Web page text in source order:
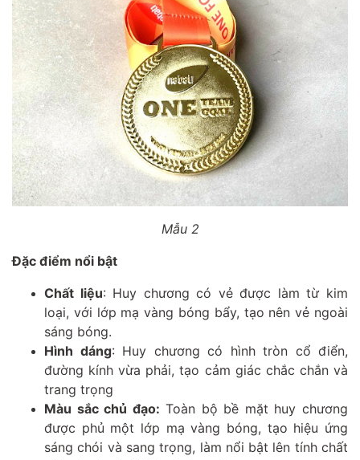
Mẫu 2
Đặc điểm nổi bật
Chất liệu: Huy chương có vẻ được làm từ kim
loại, với lớp mạ vàng bóng bẩy, tạo nên vẻ ngoài
sáng bóng.
Hình dáng: Huy chương có hình tròn cổ điển,
đường kính vừa phải, tạo cảm giác chắc chắn và
trang trọng
Màu sắc chủ đạo: Toàn bộ bề mặt huy chương
được phủ một lớp mạ vàng bóng, tạo hiệu ứng
sáng chói và sang trọng, làm nổi bật lên tính chất